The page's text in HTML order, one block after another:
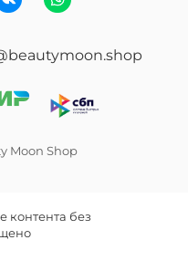
Moon Shop
контента без